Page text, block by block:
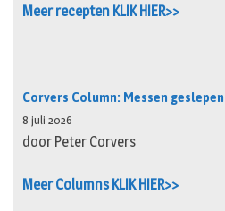
Meer recepten KLIK HIER>>
Corvers Column: Messen geslepen
8 juli 2026
door Peter Corvers
Meer Columns KLIK HIER>>